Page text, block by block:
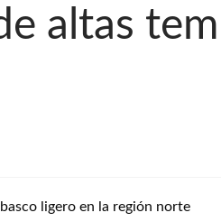
altas
ligero en la región norte